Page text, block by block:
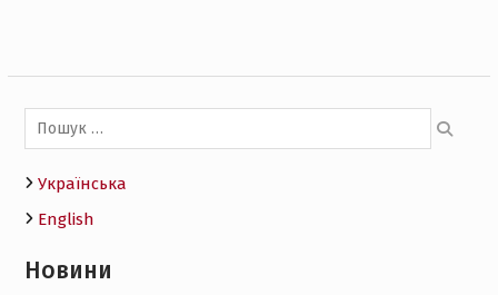
Пошук:
Українська
English
Новини